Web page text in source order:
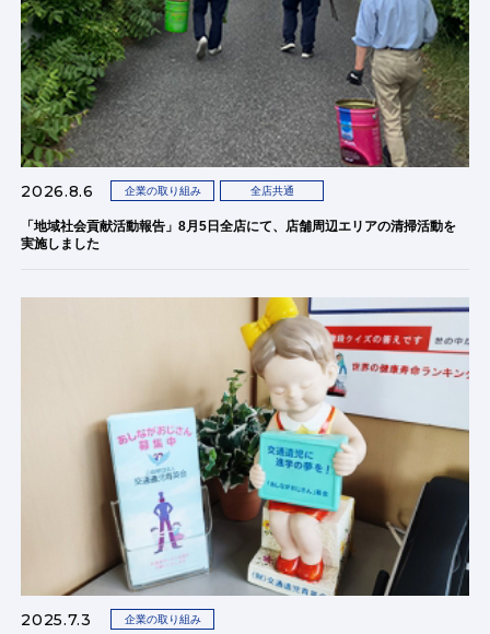
2026.8.6 企業の取り組み 全店共通
「地域社会貢献活動報告」8月5日全店にて、店舗周辺エリアの清掃活動を
実施しました
2025.7.3 企業の取り組み